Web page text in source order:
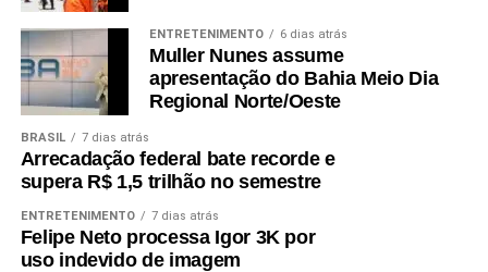
ENTRETENIMENTO 6 dias atrás
Muller Nunes assume
apresentação do Bahia Meio Dia
Regional Norte/Oeste
BRASIL 7 dias atrás
Arrecadação federal bate recorde e
supera R$ 1,5 trilhão no semestre
ENTRETENIMENTO 7 dias atrás
Felipe Neto processa Igor 3K por
uso indevido de imagem